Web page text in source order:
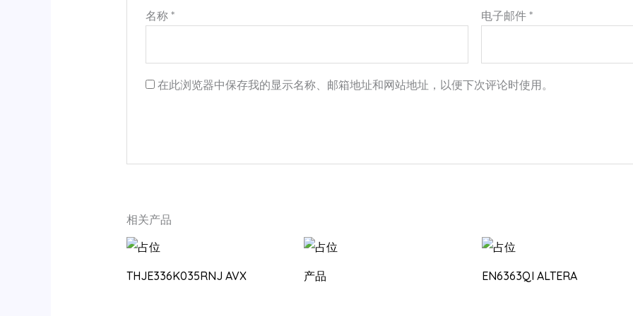
名称* 电子邮件*
在此浏览器中保存我的显示名称、邮箱地址和网站地址，以便下次评论时使用。
相关产品
THJE336K035RNJ AVX 产品 EN6363QI ALTERA